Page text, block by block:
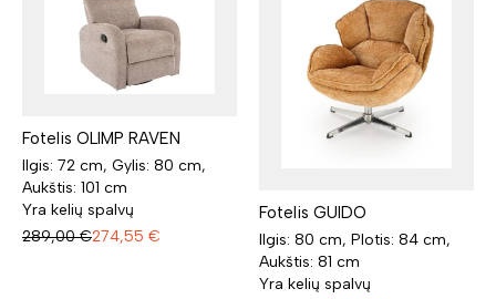
Fotelis OLIMP RAVEN
Ilgis: 72 cm, Gylis: 80 cm,
Aukštis: 101 cm
Yra kelių spalvų
289,00 €274,55 €
Fotelis GUIDO
Ilgis: 80 cm, Plotis: 84 cm,
Aukštis: 81 cm
Yra kelių spalvų